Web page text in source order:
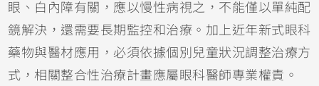
眼、白內障有關，應以慢性病視之，不能僅以單純配
鏡解決，還需要長期監控和治療。加上近年新式眼科
藥物與醫材應用，必須依據個別兒童狀況調整治療方
式，相關整合性治療計畫應屬眼科醫師專業權責。